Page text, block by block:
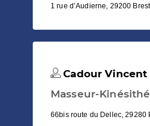
1 rue d’Audierne, 29200 Brest
Cadour Vincent
Masseur-
66bis route du Dellec, 29280